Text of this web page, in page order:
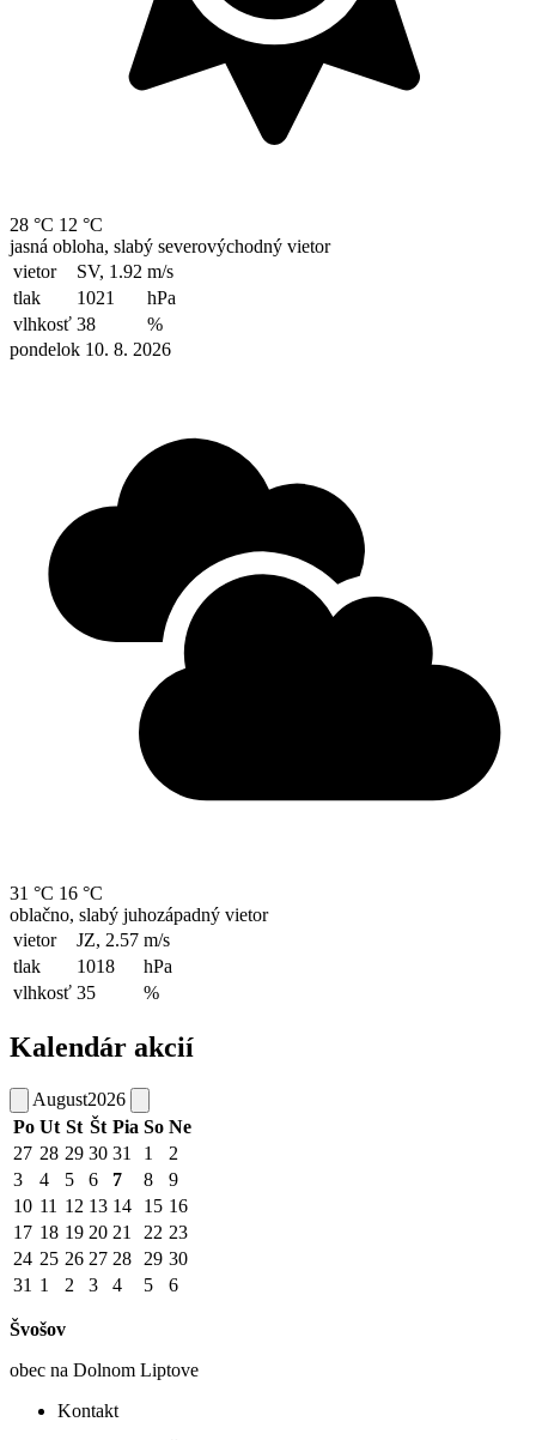
28 °C 12 °C
jasná obloha, slabý severovýchodný vietor
vietor
SV, 1.92 m/s
tlak
1021
hPa
vlhkosť 38
%
pondelok 10. 8. 2026
31 °C 16 °C
oblačno, slabý juhozápadný vietor
vietor
JZ, 2.57 m/s
tlak
1018
hPa
vlhkosť 35 %
Kalendár akcií
August2026
Po Ut St Št Pia So Ne
27 28 29 30 31 1
2
3
4 5 6 7 8
9
10 11 12 13 14 15 16
17 18 19 20 21 22 23
24 25 26 27 28 29 30
31 1 2 3 4 5 6
Švošov
obec na Dolnom Liptove
Kontakt